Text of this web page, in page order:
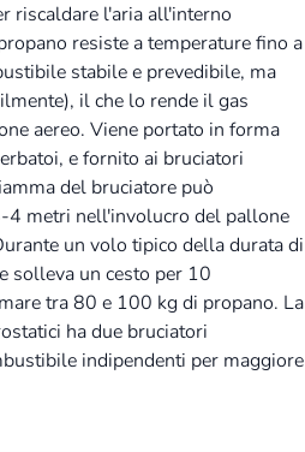
riscaldare l'aria all'interno
resiste a temperature fino a
stabile e prevedibile, ma
il che lo rende il gas
aereo. Viene portato in forma
e fornito ai bruciatori
del bruciatore può
4 metri nell'involucro del pallone
un volo tipico della durata di
solleva un cesto per 10
tra 80 e 100 kg di propano. La
ha due bruciatori
indipendenti per maggiore